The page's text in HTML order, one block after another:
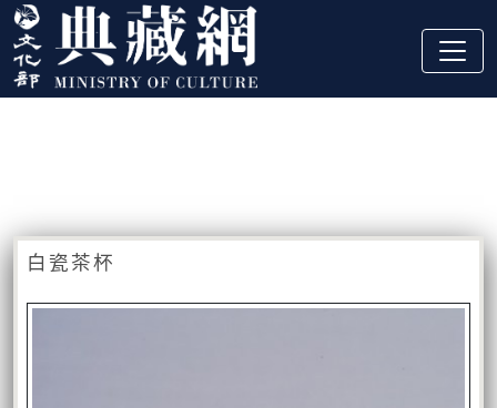
跳到主要內容
:::
白瓷茶杯